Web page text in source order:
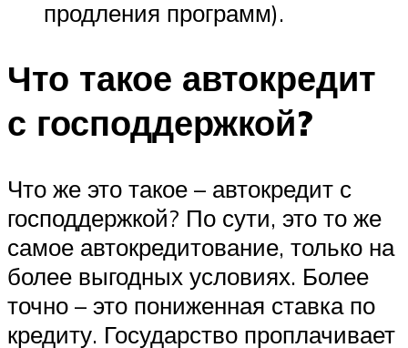
продления программ).
Что такое автокредит
с господдержкой?
Что же это такое – автокредит с
господдержкой? По сути, это то же
самое автокредитование, только на
более выгодных условиях. Более
точно – это пониженная ставка по
кредиту. Государство проплачивает